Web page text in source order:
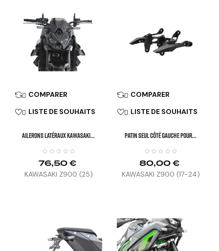
 COMPARER
 LISTE DE SOUHAITS
Ailerons Latéraux KAWASAKI...
76,50 €
KAWASAKI Z900 (25)
 COMPARER
 LISTE DE SOUHAITS
Patin Seul Côté Gauche Pour...
80,00 €
KAWASAKI Z900 (17-24)